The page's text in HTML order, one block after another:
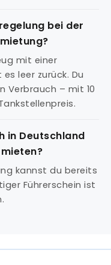
bei der
mit einer
leer zurück. Du
Verbrauch – mit 10
in Deutschland
kannst du bereits
Führerschein ist